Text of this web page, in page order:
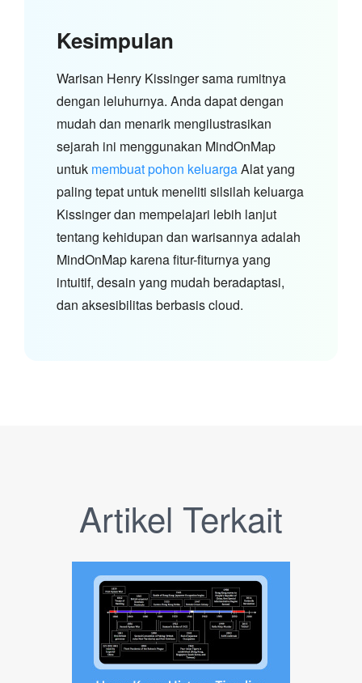
Kesimpulan
Warisan Henry Kissinger sama rumitnya
dengan leluhurnya. Anda dapat dengan
mudah dan menarik mengilustrasikan
sejarah ini menggunakan MindOnMap
untuk membuat pohon keluargaAlat yang
paling tepat untuk meneliti silsilah keluarga
Kissinger dan mempelajari lebih lanjut
tentang kehidupan dan warisannya adalah
MindOnMap karena fitur-fiturnya yang
intuitif, desain yang mudah beradaptasi,
dan aksesibilitas berbasis cloud.
Artikel Terkait